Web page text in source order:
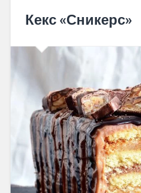
Кекс «Сникерс»